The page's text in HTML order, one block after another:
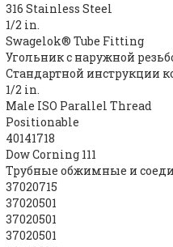
316 Stainless Steel
1/2 in.
Swagelok® Tube Fitting
Угольник с наружной
Стандартной инструкции
1/2 in.
Male ISO Parallel Thread
Positionable
40141718
Dow Corning 111
Трубные обжимные и
37020715
37020501
37020501
37020501